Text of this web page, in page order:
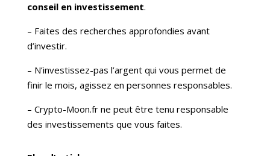
conseil en investissement.
– Faites des recherches approfondies avant
d’investir.
– N’investissez-pas l’argent qui vous permet de
finir le mois, agissez en personnes responsables.
– Crypto-Moon.fr ne peut être tenu responsable
des investissements que vous faites.